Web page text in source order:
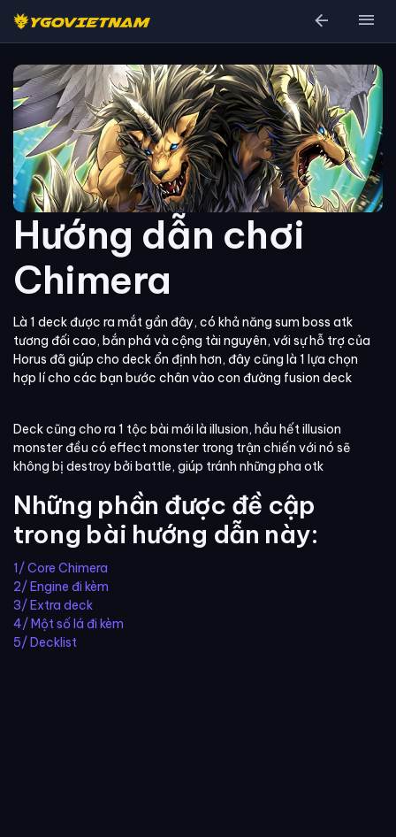
arrow_back menu
Hướng dẫn chơi
Chimera
Là 1 deck được ra mắt gần đây, có khả năng sum boss atk
tương đối cao, bắn phá và cộng tài nguyên, với sự hỗ trợ của
Horus đã giúp cho deck ổn định hơn, đây cũng là 1 lựa chọn
hợp lí cho các bạn bước chân vào con đường fusion deck
Deck cũng cho ra 1 tộc bài mới là illusion, hầu hết illusion
monster đều có effect monster trong trận chiến với nó sẽ
không bị destroy bởi battle, giúp tránh những pha otk
Những phần được đề cập
trong bài hướng dẫn này:
1/ Core Chimera
2/ Engine đi kèm
3/ Extra deck
4/ Một số lá đi kèm
5/ Decklist